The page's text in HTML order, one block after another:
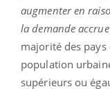
augmenter en
la demande
majorité des
population
supérieurs ou